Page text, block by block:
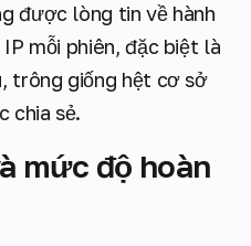
được lòng tin về hành
mỗi phiên, đặc biệt là
trông giống hệt cơ sở
chia sẻ.
mức độ hoàn